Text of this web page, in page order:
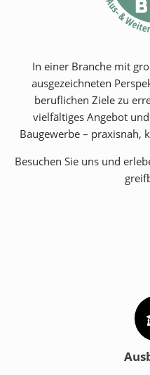
In einer Branche mit
ausgezeichneten
beruflichen Ziele zu
vielfältiges Angebot
Baugewerbe – praxisnah,
Besuchen Sie uns und